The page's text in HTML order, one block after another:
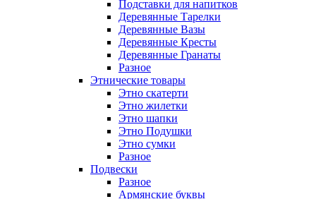
Подставки для напитков
Деревянные Тарелки
Деревянные Вазы
Деревянные Кресты
Деревянные Гранаты
Разное
Этнические товары
Этно скатерти
Этно жилетки
Этно шапки
Этно Подушки
Этно сумки
Разное
Подвески
Разное
Армянские буквы